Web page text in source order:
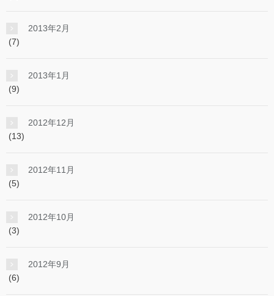
2013年2月
(7)
2013年1月
(9)
2012年12月
(13)
2012年11月
(5)
2012年10月
(3)
2012年9月
(6)